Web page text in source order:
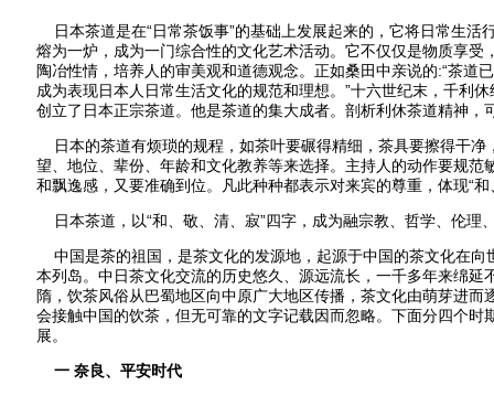
日本茶道是在“日常茶饭事”的基础上发展起来的，它将日常生活
熔为一炉，成为一门综合性的文化艺术活动。它不仅仅是物质享受
陶冶性情，培养人的审美观和道德观念。正如桑田中亲说的:“茶道
成为表现日本人日常生活文化的规范和理想。”十六世纪末，千利
创立了日本正宗茶道。他是茶道的集大成者。剖析利休茶道精神，
日本的茶道有烦琐的规程，如茶叶要碾得精细，茶具要擦得干净
望、地位、辈份、年龄和文化教养等来选择。主持人的动作要规范
和飘逸感，又要准确到位。凡此种种都表示对来宾的尊重，体现“和
日本茶道，以“和、敬、清、寂”四字，成为融宗教、哲学、伦理
中国是茶的祖国，是茶文化的发源地，起源于中国的茶文化在向
本列岛。中日茶文化交流的历史悠久、源远流长，一千多年来绵延
隋，饮茶风俗从巴蜀地区向中原广大地区传播，茶文化由萌芽进而
会接触中国的饮茶，但无可靠的文字记载因而忽略。下面分四个时
展。
一 奈良、平安时代